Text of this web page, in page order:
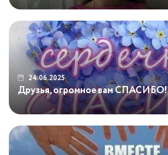
24.06.2025
Друзья, огромное вам СПАСИБО!